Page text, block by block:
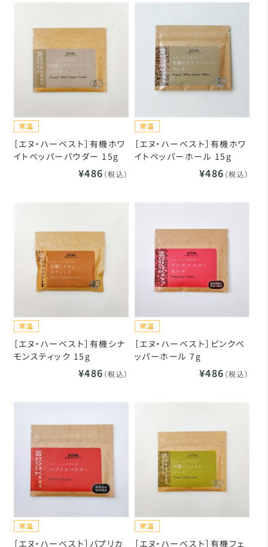
［エヌ・ハーベスト］有機ホワ
イトペッパーパウダー 15g
¥486 （税込）
［エヌ・ハーベスト］有機ホワ
イトペッパーホール 15g
¥486 （税込）
［エヌ・ハーベスト］有機シナ
モンスティック 15g
¥486 （税込）
［エヌ・ハーベスト］ピンクペ
ッパーホール 7g
¥486 （税込）
［エヌ・ハーベスト］パプリカ ［エヌ・ハーベスト］有機フェ